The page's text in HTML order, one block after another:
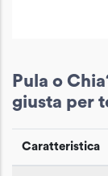
Pula o
giusta per
Caratteristica